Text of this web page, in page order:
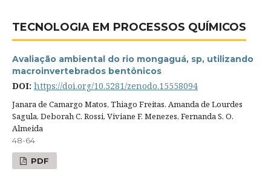
TECNOLOGIA EM PROCESSOS QUÍMICOS
Avaliação ambiental do rio mongaguá, sp, utilizando
macroinvertebrados bentônicos
DOI: https://doi.org/10.5281/zenodo.15558094
Janara de Camargo Matos, Thiago Freitas, Amanda de Lourdes
Sagula, Deborah C. Rossi, Viviane F. Menezes, Fernanda S. O.
Almeida
48-64
PDF